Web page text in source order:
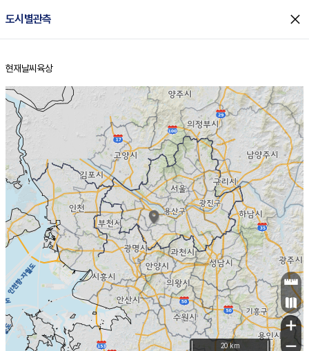
도시별관측 close
홈
현재날씨 육상
+
−
20 km